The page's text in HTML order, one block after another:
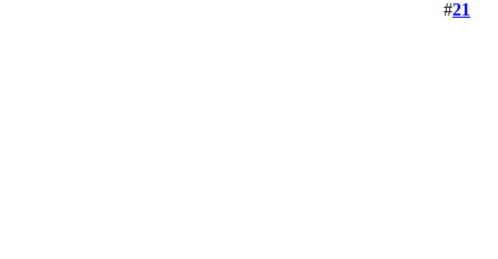
#21